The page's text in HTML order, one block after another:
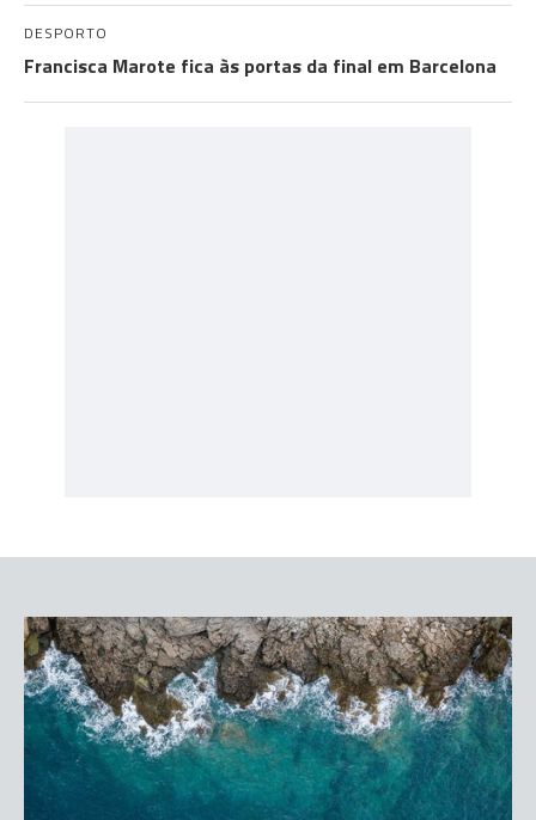
DESPORTO
Francisca Marote fica às portas da final em Barcelona